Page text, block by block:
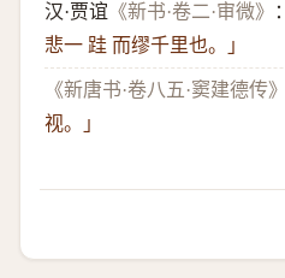
汉·贾谊 《新书·卷二·审微》 ：
悲一 跬 而缪千里也。」
《新唐书·卷八五·窦建德传》
视。」